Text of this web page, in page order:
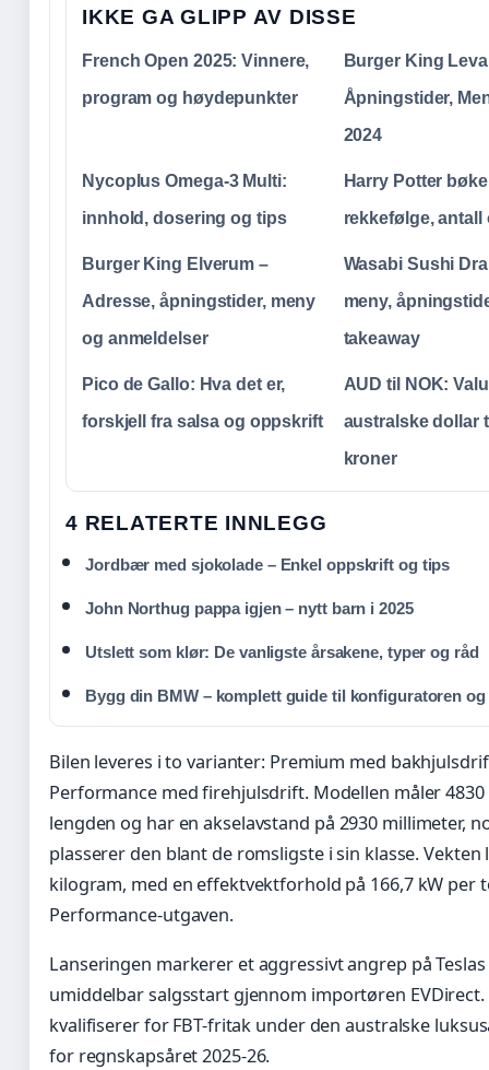
IKKE GA GLIPP AV DISSE
French Open 2025: Vinnere,
program og høydepunkter
Burger King
Åpningstider,
2024
Nycoplus Omega-3 Multi:
innhold, dosering og tips
Harry Potter
rekkefølge, antall
Burger King Elverum –
Adresse, åpningstider, meny
og anmeldelser
Wasabi Sushi
meny,
takeaway
Pico de Gallo: Hva det er,
forskjell fra salsa og oppskrift
AUD til NOK:
australske dollar
kroner
4 RELATERTE INNLEGG
Jordbær med sjokolade – Enkel oppskrift og tips
John Northug pappa igjen – nytt barn i 2025
Utslett som klør: De vanligste årsakene, typer og råd
Bygg din BMW – komplett guide til konfiguratoren og
Bilen leveres i to varianter: Premium med
Performance med firehjulsdrift. Modellen måler
lengden og har en akselavstand på 2930 millimeter,
plasserer den blant de romsligste i sin klasse. Vekten
kilogram, med en effektvektforhold på 166,7 kW per
Performance-utgaven.
Lanseringen markerer et aggressivt angrep på
umiddelbar salgsstart gjennom importøren
kvalifiserer for FBT-fritak under den australske
for regnskapsåret 2025-26.